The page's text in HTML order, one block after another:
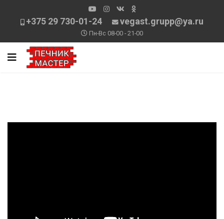
+375 29 730-01-24 vegast.grupp@ya.ru
Пн-Вс 08-00 - 21-00